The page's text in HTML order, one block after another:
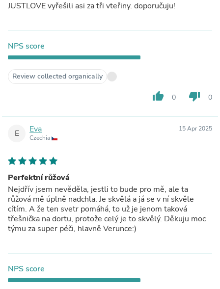
JUSTLOVE vyřešili asi za tři vteřiny. doporučuju!
NPS score
Review collected organically
thumb_up 0 thumb_down 0
E Eva
Czechia
15 Apr 2025
Perfektní růžová
Nejdřív jsem nevěděla, jestli to bude pro mě, ale ta
růžová mě úplně nadchla. Je skvělá a já se v ní skvěle
cítím. A že ten svetr pomáhá, to už je jenom taková
třešnička na dortu, protože celý je to skvělý. Děkuju moc
týmu za super péči, hlavně Verunce:)
NPS score